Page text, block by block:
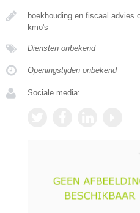
boekhouding en fiscaal advies
kmo's
Diensten onbekend
Openingstijden onbekend
Sociale media: